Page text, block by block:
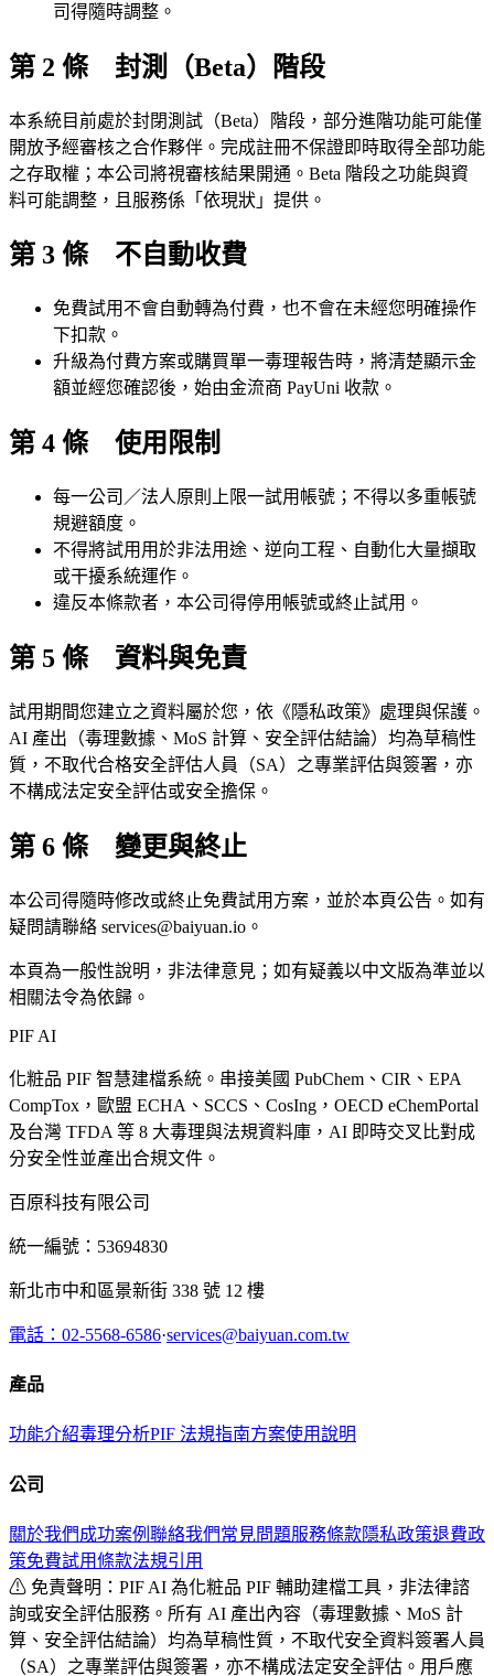
司得隨時調整。
第 2 條 封測（Beta）階段
本系統目前處於封閉測試（Beta）階段，部分進階功能可能僅
開放予經審核之合作夥伴。完成註冊不保證即時取得全部功能
之存取權；本公司將視審核結果開通。Beta 階段之功能與資
料可能調整，且服務係「依現狀」提供。
第 3 條 不自動收費
免費試用不會自動轉為付費，也不會在未經您明確操作
下扣款。
升級為付費方案或購買單一毒理報告時，將清楚顯示金
額並經您確認後，始由金流商 PayUni 收款。
第 4 條 使用限制
每一公司／法人原則上限一試用帳號；不得以多重帳號
規避額度。
不得將試用用於非法用途、逆向工程、自動化大量擷取
或干擾系統運作。
違反本條款者，本公司得停用帳號或終止試用。
第 5 條 資料與免責
試用期間您建立之資料屬於您，依《隱私政策》處理與保護。
AI 產出（毒理數據、MoS 計算、安全評估結論）均為草稿性
質，不取代合格安全評估人員（SA）之專業評估與簽署，亦
不構成法定安全評估或安全擔保。
第 6 條 變更與終止
本公司得隨時修改或終止免費試用方案，並於本頁公告。如有
疑問請聯絡 services@baiyuan.io 。
本頁為一般性說明，非法律意見；如有疑義以中文版為準並以
相關法令為依歸。
PIF AI
化粧品 PIF 智慧建檔系統。串接美國 PubChem、CIR、EPA
CompTox，歐盟 ECHA、SCCS、CosIng，OECD eChemPortal
及台灣 TFDA 等 8 大毒理與法規資料庫，AI 即時交叉比對成
分安全性並產出合規文件。
百原科技有限公司
統一編號：53694830
新北市中和區景新街 338 號 12 樓
電話：02-5568-6586·services@baiyuan.com.tw
產品
功能介紹毒理分析PIF 法規指南方案使用說明
公司
關於我們成功案例 聯絡我們常見問題服務條款隱私政策退費政
策免費試用條款法規引用
⚠ 免責聲明： PIF AI 為化粧品 PIF 輔助建檔工具，非法律諮
詢或安全評估服務。所有 AI 產出內容（毒理數據、MoS 計
算、安全評估結論）均為草稿性質，不取代安全資料簽署人員
（SA）之專業評估與簽署，亦不構成法定安全評估。用戶應